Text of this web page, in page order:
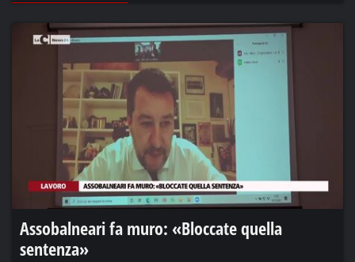
Assobalneari fa muro: «Bloccate quella
sentenza»